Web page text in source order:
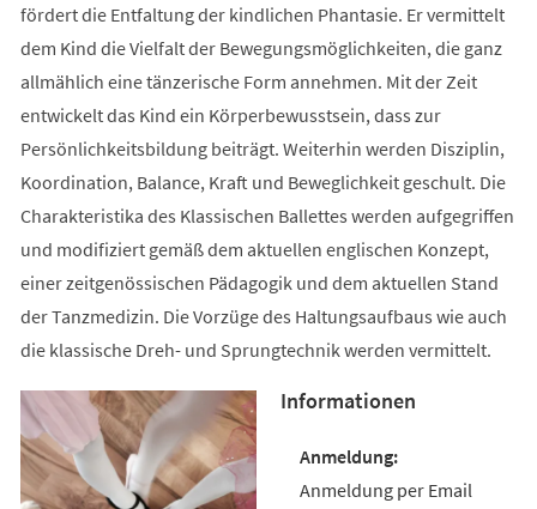
fördert die Entfaltung der kindlichen Phantasie. Er vermittelt
dem Kind die Vielfalt der Bewegungsmöglichkeiten, die ganz
allmählich eine tänzerische Form annehmen. Mit der Zeit
entwickelt das Kind ein Körperbewusstsein, dass zur
Persönlichkeitsbildung beiträgt. Weiterhin werden Disziplin,
Koordination, Balance, Kraft und Beweglichkeit geschult. Die
Charakteristika des Klassischen Ballettes werden aufgegriffen
und modifiziert gemäß dem aktuellen englischen Konzept,
einer zeitgenössischen Pädagogik und dem aktuellen Stand
der Tanzmedizin. Die Vorzüge des Haltungsaufbaus wie auch
die klassische Dreh- und Sprungtechnik werden vermittelt.
Informationen
Anmeldung per Email